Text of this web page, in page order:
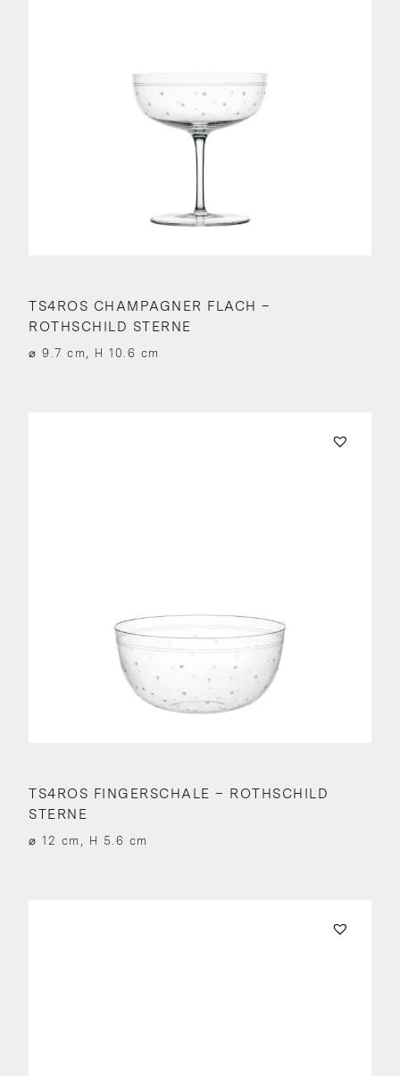
TS4ROS CHAMPAGNER FLACH –
ROTHSCHILD STERNE
⌀ 9.7 cm, H 10.6 cm
TS4ROS FINGERSCHALE – ROTHSCHILD
STERNE
⌀ 12 cm, H 5.6 cm